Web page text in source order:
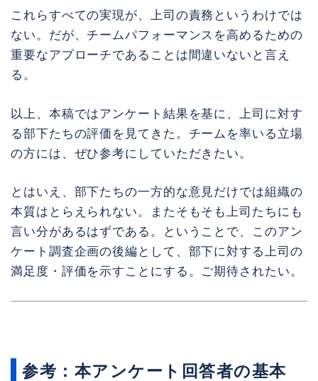
これらすべての実現が、上司の責務というわけでは
ない。だが、チームパフォーマンスを高めるための
重要なアプローチであることは間違いないと言え
る。
以上、本稿ではアンケート結果を基に、上司に対す
る部下たちの評価を見てきた。チームを率いる立場
の方には、ぜひ参考にしていただきたい。
とはいえ、部下たちの一方的な意見だけでは組織の
本質はとらえられない。またそもそも上司たちにも
言い分があるはずである。ということで、このアン
ケート調査企画の後編として、部下に対する上司の
満足度・評価を示すことにする。ご期待されたい。
参考：本アンケート回答者の基本